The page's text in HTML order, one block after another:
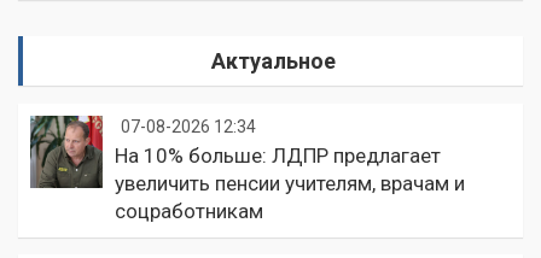
Актуальное
07-08-2026 12:34
На 10% больше: ЛДПР предлагает
увеличить пенсии учителям, врачам и
соцработникам